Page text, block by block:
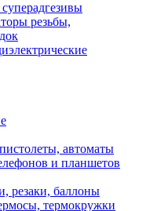
резьбы,
автоматы
и планшетов
резаки, баллоны
термокружки